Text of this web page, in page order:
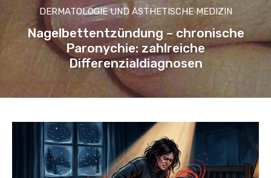
DERMATOLOGIE UND ÄSTHETISCHE MEDIZIN
Nagelbettentzündung – chronische
Paronychie: zahlreiche
Differenzialdiagnosen